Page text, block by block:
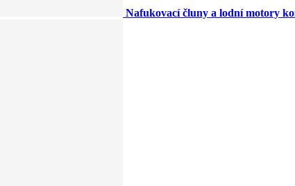
Nafukovací čluny a lodní motory